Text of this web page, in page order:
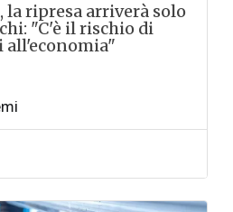
la ripresa arriverà solo
"C'è il rischio di